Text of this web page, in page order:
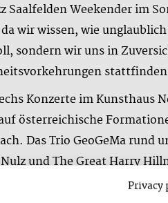
Saalfelden Weekender im
wir wissen, wie
sondern wir uns in
Konzerte im Kunsthaus
österreichische
Das Trio GeoGeMa
und The Great Harry
Try to Dance“ Privacy